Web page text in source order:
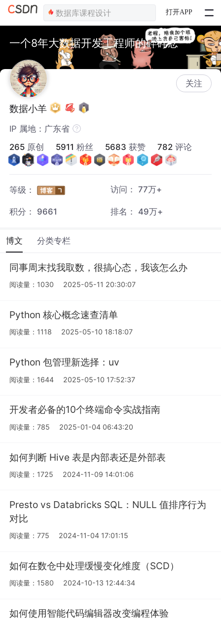
打开APP
一个8年大数据开发工程师的碎碎念
关注
数据小羊
IP 属地：广东省
265 原创 5911 粉丝 5683 获赞 782 评论
等级： 访问： 77万+
积分： 9661 排名： 49万+
博文 分类专栏
同事周末找我取数，很搞心态，我该怎么办
阅读量：1030 2025-05-11 20:30:07
Python 核心概念速查清单
阅读量：1118 2025-05-10 18:18:07
Python 包管理新选择：uv
阅读量：1644 2025-05-10 17:52:37
开发者必备的10个终端命令实战指南
阅读量：785 2025-01-04 06:43:20
如何判断 Hive 表是内部表还是外部表
阅读量：1725 2024-11-09 14:01:06
Presto vs Databricks SQL：NULL 值排序行为
对比
阅读量：775 2024-11-04 17:01:15
如何在数仓中处理缓慢变化维度（SCD）
阅读量：1580 2024-10-13 12:44:34
如何使用智能代码编辑器改变编程体验